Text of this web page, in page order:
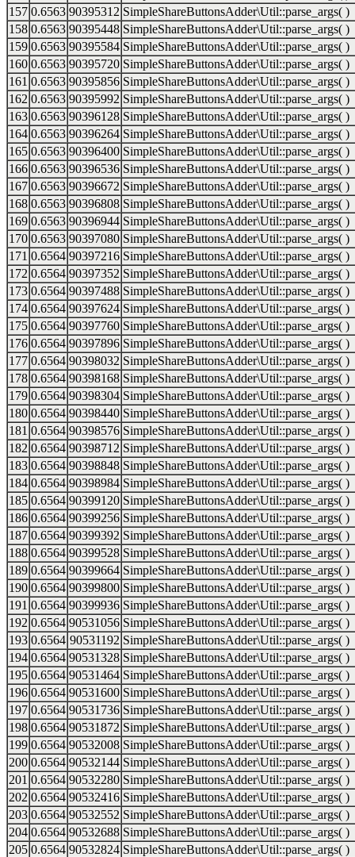
157 0.6563 90395312 SimpleShareButtonsAdder\Util::parse_args( )
158 0.6563 90395448 SimpleShareButtonsAdder\Util::parse_args( )
159 0.6563 90395584 SimpleShareButtonsAdder\Util::parse_args( )
160 0.6563 90395720 SimpleShareButtonsAdder\Util::parse_args( )
161 0.6563 90395856 SimpleShareButtonsAdder\Util::parse_args( )
162 0.6563 90395992 SimpleShareButtonsAdder\Util::parse_args( )
163 0.6563 90396128 SimpleShareButtonsAdder\Util::parse_args( )
164 0.6563 90396264 SimpleShareButtonsAdder\Util::parse_args( )
165 0.6563 90396400 SimpleShareButtonsAdder\Util::parse_args( )
166 0.6563 90396536 SimpleShareButtonsAdder\Util::parse_args( )
167 0.6563 90396672 SimpleShareButtonsAdder\Util::parse_args( )
168 0.6563 90396808 SimpleShareButtonsAdder\Util::parse_args( )
169 0.6563 90396944 SimpleShareButtonsAdder\Util::parse_args( )
170 0.6563 90397080 SimpleShareButtonsAdder\Util::parse_args( )
171 0.6564 90397216 SimpleShareButtonsAdder\Util::parse_args( )
172 0.6564 90397352 SimpleShareButtonsAdder\Util::parse_args( )
173 0.6564 90397488 SimpleShareButtonsAdder\Util::parse_args( )
174 0.6564 90397624 SimpleShareButtonsAdder\Util::parse_args( )
175 0.6564 90397760 SimpleShareButtonsAdder\Util::parse_args( )
176 0.6564 90397896 SimpleShareButtonsAdder\Util::parse_args( )
177 0.6564 90398032 SimpleShareButtonsAdder\Util::parse_args( )
178 0.6564 90398168 SimpleShareButtonsAdder\Util::parse_args( )
179 0.6564 90398304 SimpleShareButtonsAdder\Util::parse_args( )
180 0.6564 90398440 SimpleShareButtonsAdder\Util::parse_args( )
181 0.6564 90398576 SimpleShareButtonsAdder\Util::parse_args( )
182 0.6564 90398712 SimpleShareButtonsAdder\Util::parse_args( )
183 0.6564 90398848 SimpleShareButtonsAdder\Util::parse_args( )
184 0.6564 90398984 SimpleShareButtonsAdder\Util::parse_args( )
185 0.6564 90399120 SimpleShareButtonsAdder\Util::parse_args( )
186 0.6564 90399256 SimpleShareButtonsAdder\Util::parse_args( )
187 0.6564 90399392 SimpleShareButtonsAdder\Util::parse_args( )
188 0.6564 90399528 SimpleShareButtonsAdder\Util::parse_args( )
189 0.6564 90399664 SimpleShareButtonsAdder\Util::parse_args( )
190 0.6564 90399800 SimpleShareButtonsAdder\Util::parse_args( )
191 0.6564 90399936 SimpleShareButtonsAdder\Util::parse_args( )
192 0.6564 90531056 SimpleShareButtonsAdder\Util::parse_args( )
193 0.6564 90531192 SimpleShareButtonsAdder\Util::parse_args( )
194 0.6564 90531328 SimpleShareButtonsAdder\Util::parse_args( )
195 0.6564 90531464 SimpleShareButtonsAdder\Util::parse_args( )
196 0.6564 90531600 SimpleShareButtonsAdder\Util::parse_args( )
197 0.6564 90531736 SimpleShareButtonsAdder\Util::parse_args( )
198 0.6564 90531872 SimpleShareButtonsAdder\Util::parse_args( )
199 0.6564 90532008 SimpleShareButtonsAdder\Util::parse_args( )
200 0.6564 90532144 SimpleShareButtonsAdder\Util::parse_args( )
201 0.6564 90532280 SimpleShareButtonsAdder\Util::parse_args( )
202 0.6564 90532416 SimpleShareButtonsAdder\Util::parse_args( )
203 0.6564 90532552 SimpleShareButtonsAdder\Util::parse_args( )
204 0.6564 90532688 SimpleShareButtonsAdder\Util::parse_args( )
205 0.6564 90532824 SimpleShareButtonsAdder\Util::parse_args( )